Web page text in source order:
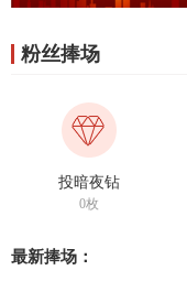
粉丝捧场
投暗夜钻
0枚
最新捧场：